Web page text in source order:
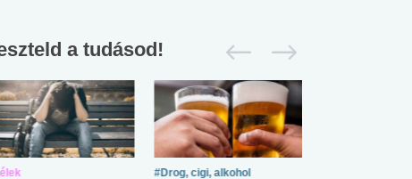
a tudásod!
#Drog, cigi, alkohol